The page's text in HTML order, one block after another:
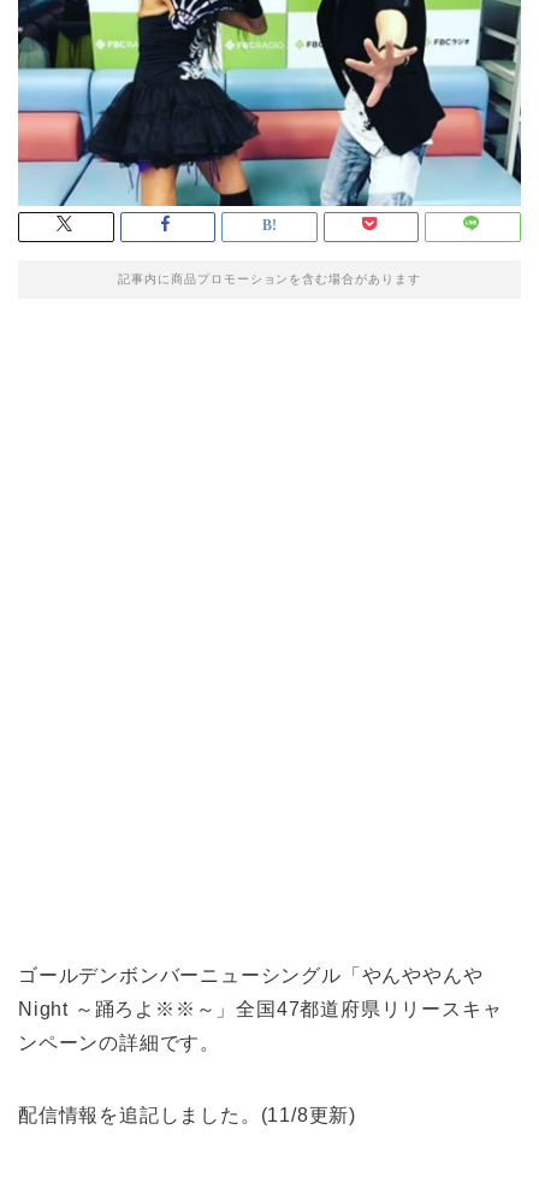
記事内に商品プロモーションを含む場合があります
ゴールデンボンバーニューシングル「やんややんや
Night ～踊ろよ※※～」全国47都道府県リリースキャ
ンペーンの詳細です。
配信情報を追記しました。(11/8更新)